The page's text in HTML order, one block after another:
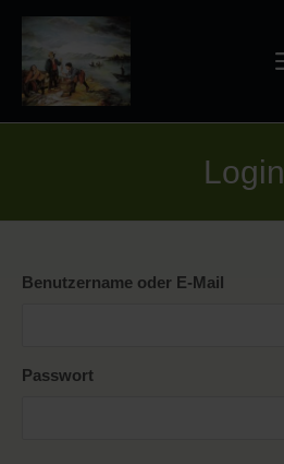
Login
Benutzername oder E-Mail
Passwort